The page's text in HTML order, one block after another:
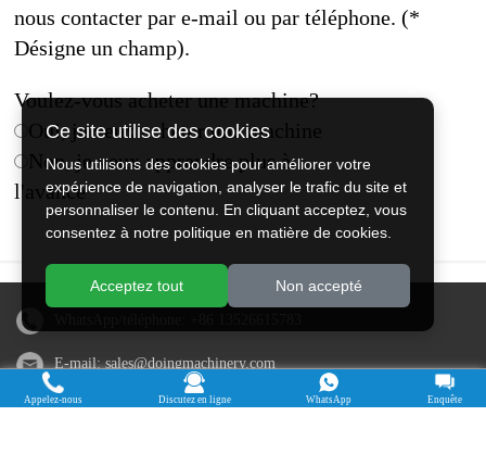
nous contacter par e-mail ou par téléphone. (*
Désigne un champ).
Voulez-vous acheter une machine?
Oui, je veux acheter une machine
Non, je veux apprendre plus à
l'avance
E-mail:sales@doingmachinery.com
Adresse en Chine : Jincheng Times Square, district de Jinshui,
Ce site utilise des cookies
Nous utilisons des cookies pour améliorer votre
expérience de navigation, analyser le trafic du site et
personnaliser le contenu. En cliquant acceptez, vous
consentez à notre politique en matière de cookies.
Acceptez tout Non accepté
Appelez-nous Discutez en ligne WhatsApp Enquête